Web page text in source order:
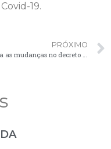
19.
PRÓXIMO